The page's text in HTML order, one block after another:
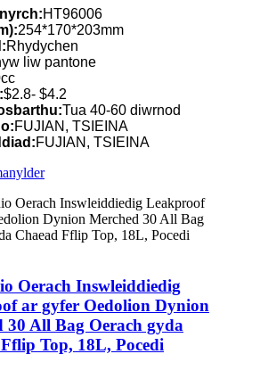
HT96006
254*170*203mm
Rhydychen
liw pantone
$2.8- $4.2
Tua 40-60 diwrnod
FUJIAN, TSIEINA
FUJIAN, TSIEINA
Oerach Inswleiddiedig
ar gyfer Oedolion Dynion
30 All Bag Oerach gyda
Top, 18L, Pocedi